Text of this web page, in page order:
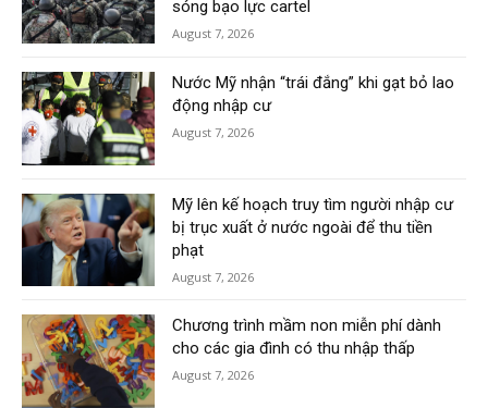
sóng bạo lực cartel
August 7, 2026
Nước Mỹ nhận “trái đắng” khi gạt bỏ lao
động nhập cư
August 7, 2026
Mỹ lên kế hoạch truy tìm người nhập cư
bị trục xuất ở nước ngoài để thu tiền
phạt
August 7, 2026
Chương trình mầm non miễn phí dành
cho các gia đình có thu nhập thấp
August 7, 2026